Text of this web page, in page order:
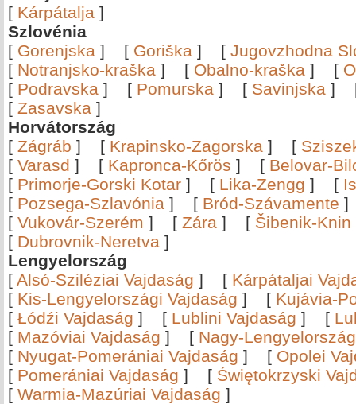
[ Kárpátalja ]
Szlovénia
[ Gorenjska ] [ Goriška ] [ Jugovzhodna
[ Notranjsko-kraška ] [ Obalno-kraška ] [
[ Podravska ] [ Pomurska ] [ Savinjska ]
[ Zasavska ]
Horvátország
[ Zágráb ] [ Krapinsko-Zagorska ] [
[ Varasd ] [ Kapronca-Kőrös ] [ Belovar-
[ Primorje-Gorski Kotar ] [ Lika-Zengg ] [
[ Pozsega-Szlavónia ] [ Bród-Szávamente
[ Vukovár-Szerém ] [ Zára ] [ Šibenik-Knin
[ Dubrovnik-Neretva ]
Lengyelország
[ Alsó-Sziléziai Vajdaság ] [ Kárpátaljai
[ Kis-Lengyelországi Vajdaság ] [ Kujávia-
[ Łódźi Vajdaság ] [ Lublini Vajdaság ] [
[ Mazóviai Vajdaság ] [ Nagy-
[ Nyugat-Pomerániai Vajdaság ] [ Opolei
[ Pomerániai Vajdaság ] [ Świętokrzyski
[ Warmia-Mazúriai Vajdaság ]